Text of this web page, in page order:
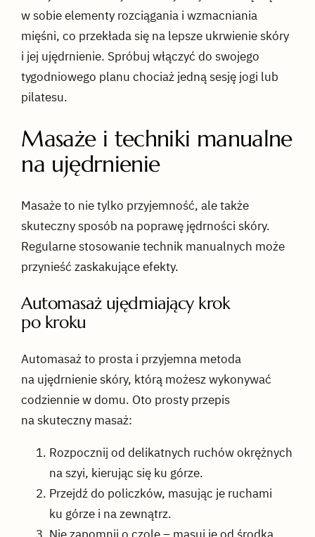
w sobie elementy rozciągania i wzmacniania
mięśni, co przekłada się na lepsze ukrwienie skóry
i jej ujędrnienie. Spróbuj włączyć do swojego
tygodniowego planu chociaż jedną sesję jogi lub
pilatesu.
Masaże i techniki manualne
na ujędrnienie
Masaże to nie tylko przyjemność, ale także
skuteczny sposób na poprawę jędrności skóry.
Regularne stosowanie technik manualnych może
przynieść zaskakujące efekty.
Automasaż ujędrniający krok
po kroku
Automasaż to prosta i przyjemna metoda
na ujędrnienie skóry, którą możesz wykonywać
codziennie w domu. Oto prosty przepis
na skuteczny masaż:
Rozpocznij od delikatnych ruchów okrężnych
na szyi, kierując się ku górze.
Przejdź do policzków, masując je ruchami
ku górze i na zewnątrz.